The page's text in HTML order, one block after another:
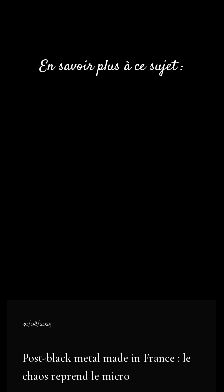
En savoir plus à ce sujet :
30/08/2025
Post-black metal made in France : le
chaos reprend le micro